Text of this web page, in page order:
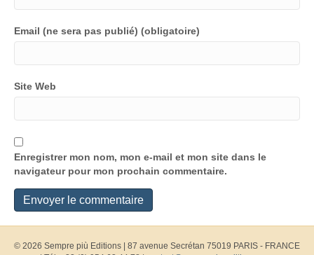
Email (ne sera pas publié) (obligatoire)
Site Web
Enregistrer mon nom, mon e-mail et mon site dans le
navigateur pour mon prochain commentaire.
© 2026 Sempre più Editions
87 avenue Secrétan 75019 PARIS - FRANCE